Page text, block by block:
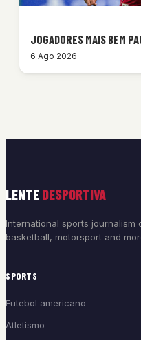
JOGADORES MAIS BEM
6 Ago 2026
LENTE DESPORTIVA
International sports journalism
basketball, motorsport and
SPORTS
Futebol americano
Atletismo